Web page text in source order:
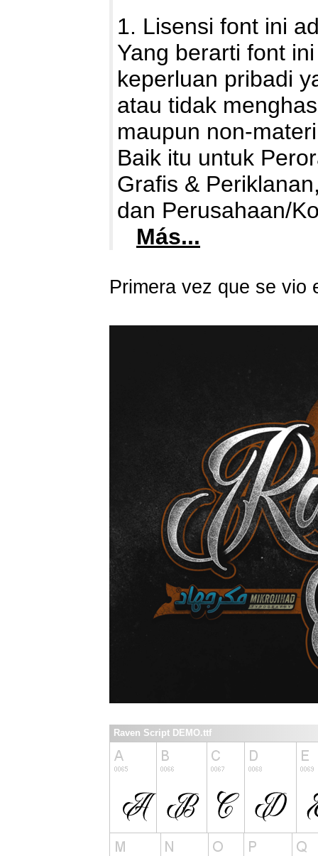
1. Lisensi font ini
Yang berarti font
keperluan pribadi
atau tidak
maupun non-
Baik itu untuk
Grafis &
dan Perusahaan/
Más...
Primera vez que se vio
Raven Script DEMO.ttf